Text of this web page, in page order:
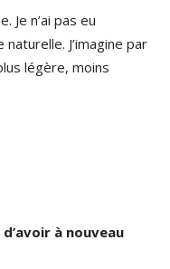
Je n’ai pas eu
naturelle. J’imagine par
légère, moins
à nouveau